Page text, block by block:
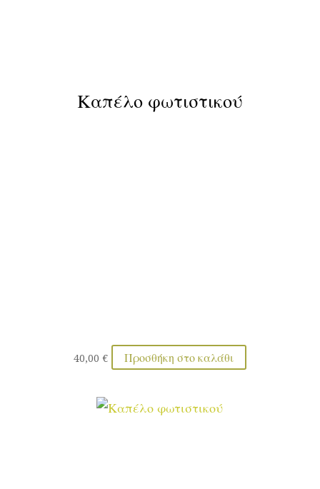
Καπέλο φωτιστικού
40,00 € Προσθήκη στο καλάθι